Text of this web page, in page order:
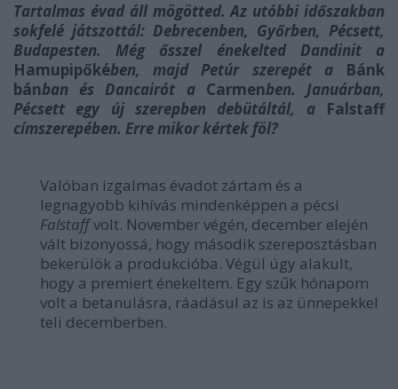
Tartalmas évad áll mögötted. Az utóbbi időszakban
sokfelé játszottál: Debrecenben, Győrben, Pécsett,
Budapesten. Még ősszel énekelted Dandinit a
Hamupipőkében, majd Petúr szerepét a Bánk
bánban és Dancairót a Carmenben. Januárban,
Pécsett egy új szerepben debütáltál, a Falstaff
címszerepében. Erre mikor kértek föl?
Valóban izgalmas évadot zártam és a
legnagyobb kihívás mindenképpen a pécsi
Falstaffvolt. November végén, december elején
vált bizonyossá, hogy második szereposztásban
bekerülök a produkcióba. Végül úgy alakult,
hogy a premiert énekeltem. Egy szűk hónapom
volt a betanulásra, ráadásul az is az ünnepekkel
teli decemberben.